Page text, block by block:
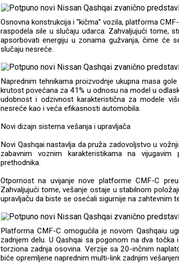
Osnovna konstrukcija i “kičma” vozila, platforma
raspodela sile u slučaju udarca. Zahvaljujući tome,
apsorbovati energiju u zonama gužvanja, čime će
slučaju nesreće.
Naprednim tehnikama proizvodnje ukupna masa
krutost povećana za 41% u odnosu na model u
udobnost i odzivnost karakteristična za modele
nesreće kao i veća efikasnosti automobila.
Novi dizajn sistema vešanja i upravljača
Novi Qashqai nastavlja da pruža zadovoljstvo u
zabavnim voznim karakteristikama na vijugavim
prethodnika.
Otpornost na uvijanje nove platforme CMF-C
Zahvaljujući tome, vešanje ostaje u stabilnom
upravljaču da biste se osećali sigurnije na zahtevnim
Platforma CMF-C omogućila je novom Qashqaiu
zadnjem delu. U Qashqai sa pogonom na dva
torziona zadnja osovina. Verzije sa 20-inčnim
biće opremljene naprednim multi-link zadnjim